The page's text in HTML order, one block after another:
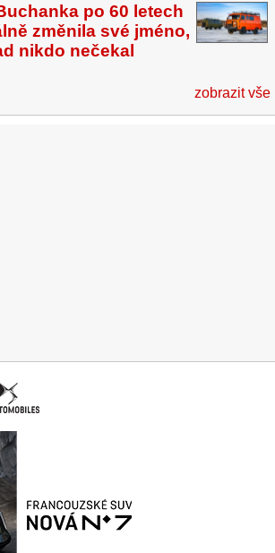
po 60 letech
změnila své jméno,
nikdo nečekal
zobrazit vše